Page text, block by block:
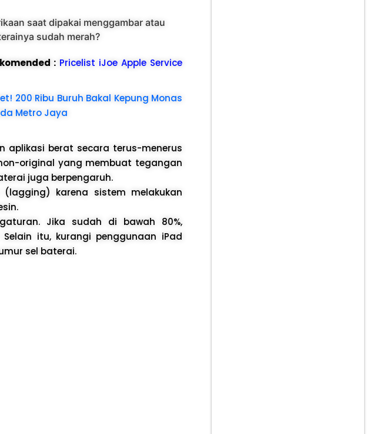
saat dipakai menggambar atau
sudah merah?
: Pricelist iJoe Apple Service
200 Ribu Buruh Bakal Kepung Monas
Metro Jaya
aplikasi berat secara terus-menerus
original yang membuat tegangan
juga berpengaruh.
(lagging) karena sistem melakukan
Jika sudah di bawah 80%,
itu, kurangi penggunaan iPad
sel baterai.